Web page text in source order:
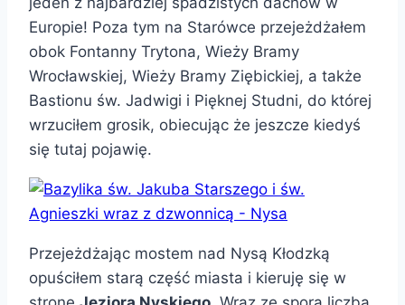
Europie! Poza tym na Starówce przejeżdżałem
obok Fontanny Trytona, Wieży Bramy
Wrocławskiej, Wieży Bramy Ziębickiej, a także
Bastionu św. Jadwigi i Pięknej Studni, do której
wrzuciłem grosik, obiecując że jeszcze kiedyś
się tutaj pojawię.
Przejeżdżając mostem nad Nysą Kłodzką
opuściłem starą część miasta i kieruję się w